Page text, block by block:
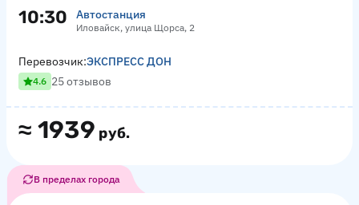
10:30 Автостанция
Иловайск, улица Щорса, 2
≈ 1939 руб.
Перевозчик:ЭКСПРЕСС ДОН
4.6 25 отзывов
В пределах города